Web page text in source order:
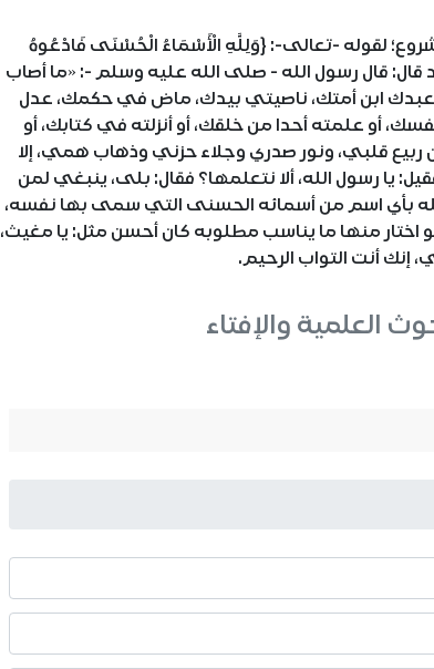
لقوله -تعالى-: {وَلِلَّهِ الْأَسْمَاءُ الْحُسْنَى فَادْعُوهُ
قال: قال رسول الله - صلى الله عليه وسلم -: «ما أصاب
عبدك ابن أمتك، ناصيتي بيدك، ماض في حكمك، عدل
أو علمته أحدا من خلقك، أو أنزلته في كتابك، أو
ربيع قلبي، ونور صدري وجلاء حزني وذهاب همي، إلا
يا رسول الله، ألا نتعلمها؟ فقال: بلى، ينبغي لمن
بأي اسم من أسمائه الحسنى التي سمى بها نفسه،
منها ما يناسب مطلوبه كان أحسن مثل: يا مغيث،
إنك أنت التواب الرحيم.
العلمية والإفتاء